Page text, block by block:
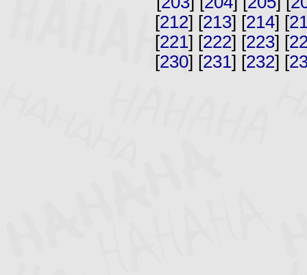
[212] [213] [214] [
[221] [222] [223] [
[230] [231] [232] [